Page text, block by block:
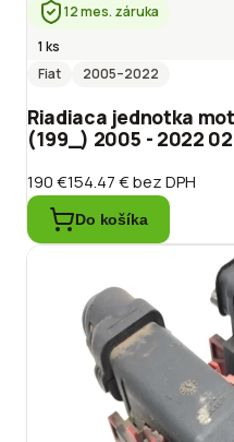
12 mes. záruka
1 ks
Fiat
2005–2022
Riadiaca jednotka
(199_) 2005 - 2022
190 €154.47 €bez DPH
Do košíka